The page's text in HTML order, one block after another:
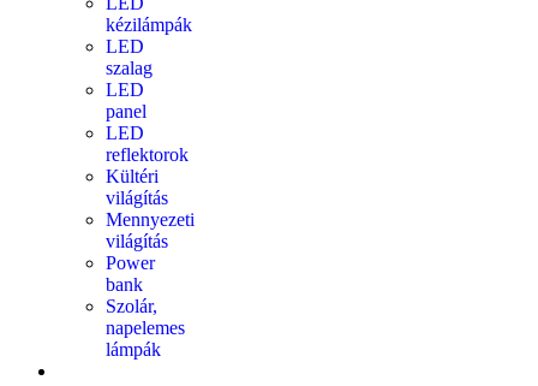
kézilámpák
LED
szalag
LED
panel
LED
reflektorok
Kültéri
világítás
Mennyezeti
világítás
Power
bank
Szolár,
napelemes
lámpák